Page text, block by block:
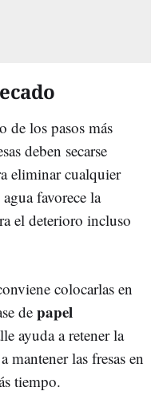
de los pasos más
deben secarse
eliminar cualquier
favorece la
el deterioro incluso
colocarlas en
de papel
ayuda a retener la
las fresas en
tiempo.